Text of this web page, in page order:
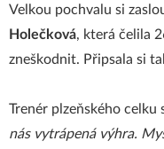
Velkou pochvalu si
Holečková, která čelila
zneškodnit. Připsala si
Trenér plzeňského celku
nás vytrápená výhra.